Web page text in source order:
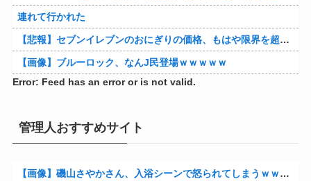
連れて行かれた
【悲報】セブンイレブンのおにぎりの価格、もはや限界を超える
【画像】ブルーロック、なんJ民登場ｗｗｗｗｗ
Error: Feed has an error or is not valid.
管理人おすすめサイト
【画像】磯山さやかさん、入浴シーンで怒られてしまうｗｗｗｗｗｗ